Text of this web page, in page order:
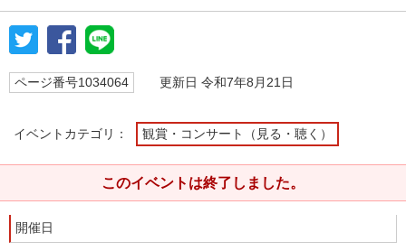
ページ番号1034064 更新日 令和7年8月21日
イベントカテゴリ： 観賞・コンサート（見る・聴く）
このイベントは終了しました。
開催日